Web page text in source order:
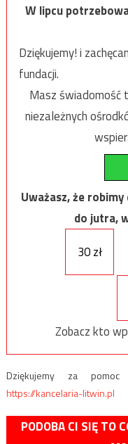
W lipcu
Dziękujemy! i
fundacji.
Masz świadomość
niezależnych
Uważasz, że
do jutra,
30 zł
Zobacz kto
Dziękujemy za
https://kancelaria-litwin.pl
PODOBA CI SIĘ TO